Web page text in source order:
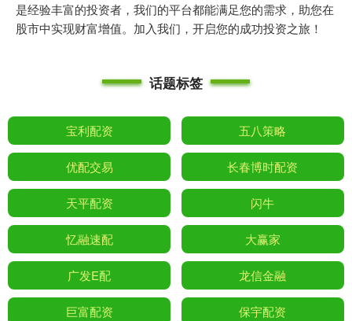
是经验丰富的投资者，我们的平台都能满足您的需求，助您在
股市中实现财富增值。加入我们，开启您的成功投资之旅！
话题标签
宝利配资 五八策略
优配交易 长春博时配资
天平配资 闪牛
忆融速配 大赢家
广发E配 龙信金融
巨富配资 保宇配资